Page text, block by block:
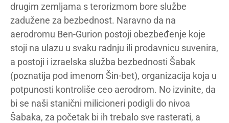
drugim zemljama s terorizmom bore službe
zadužene za bezbednost. Naravno da na
aerodromu Ben-Gurion postoji obezbeđenje koje
stoji na ulazu u svaku radnju ili prodavnicu suvenira,
a postoji i izraelska služba bezbednosti Šabak
(poznatija pod imenom Šin-bet), organizacija koja u
potpunosti kontroliše ceo aerodrom. No izvinite, da
bi se naši stanični milicioneri podigli do nivoa
Šabaka, za početak bi ih trebalo sve rasterati, a